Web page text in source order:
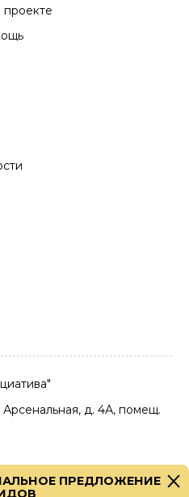
проекте
д. 4А, помещ.
ПРЕДЛОЖЕНИЕ